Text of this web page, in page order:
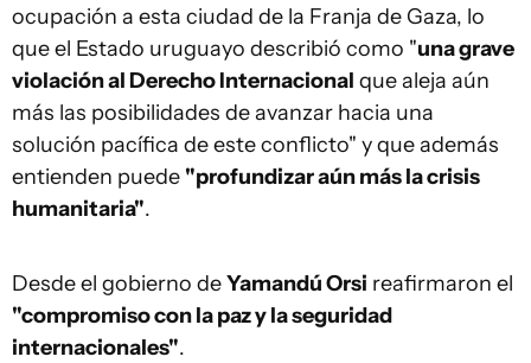
ocupación a esta ciudad de la Franja de Gaza, lo
que el Estado uruguayo describió como "una grave
violación al Derecho Internacional que aleja aún
más las posibilidades de avanzar hacia una
solución pacífica de este conflicto" y que además
entienden puede "profundizar aún más la crisis
humanitaria".
Desde el gobierno deYamandú Orsi reafirmaron el
"compromiso con la paz y la seguridad
internacionales".